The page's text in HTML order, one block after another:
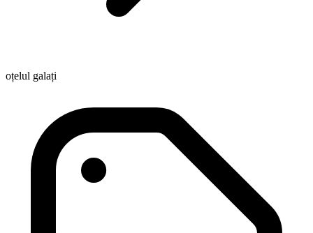
oțelul galați